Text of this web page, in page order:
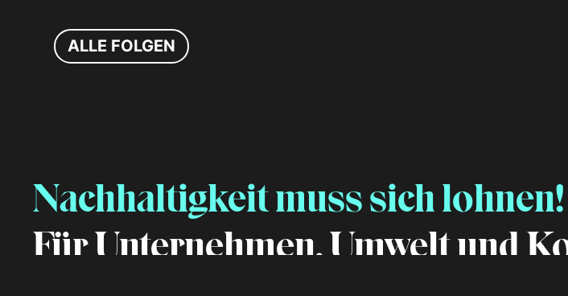
ALLE FOLGEN
Nachhaltigkeit muss sich lohnen!
Für Unternehmen, Umwelt und